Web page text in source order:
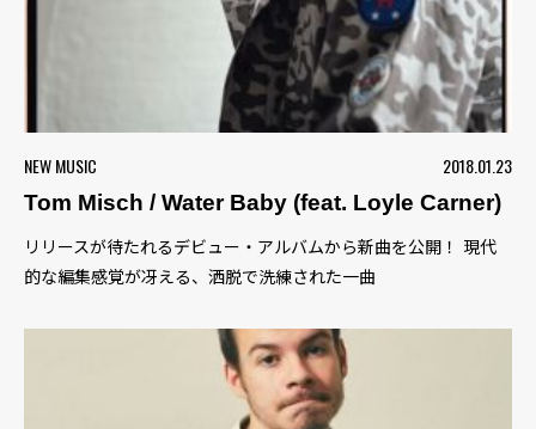
NEW MUSIC
2018.01.23
Tom Misch / Water Baby (feat. Loyle Carner)
リリースが待たれるデビュー・アルバムから新曲を公開！ 現代
的な編集感覚が冴える、洒脱で洗練された一曲